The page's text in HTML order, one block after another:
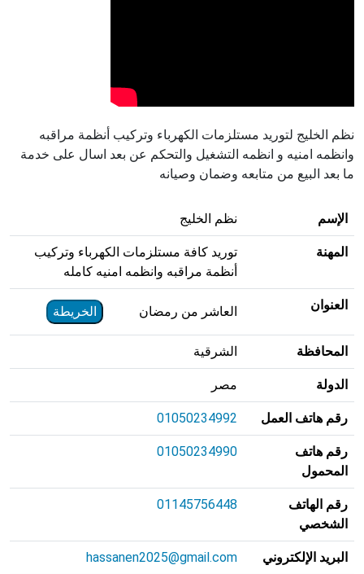
نظم الخليج لتوريد مستلزمات الكهرباء وتركيب أنظمة مراقبه
وانظمه امنيه و انظمه التشغيل والتحكم عن بعد اسال على خدمة
ما بعد البيع من متابعه وضمان وصيانه
الإسم نظم الخليج
المهنة
توريد كافة مستلزمات الكهرباء وتركيب
أنظمة مراقبه وانظمه امنيه كامله
العنوان العاشر من رمضان الخريطة
المحافظة الشرقية
الدولة مصر
رقم هاتف العمل 01050234992
رقم هاتف
المحمول
01050234990
رقم الهاتف
الشخصي
01145756448
البريد الإلكتروني hassanen2025@gmail.com